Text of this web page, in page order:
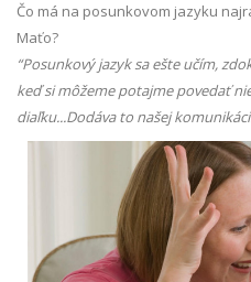
Čo má na posunkovom jazyku
Maťo?
“Posunkový jazyk sa ešte učím,
keď si môžeme potajme povedať
diaľku...Dodáva to našej